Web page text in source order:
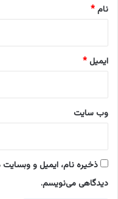
نام*
ایمیل*
وب‌ سایت
ذخیره نام، ایمیل و وبسایت
دیدگاهی می‌نویسم.